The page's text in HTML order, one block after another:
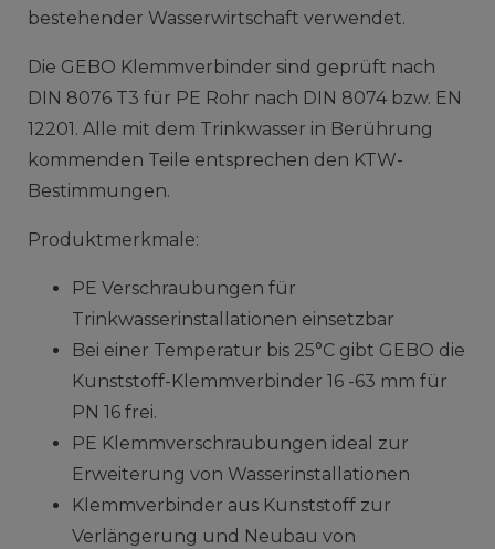
bestehender Wasserwirtschaft verwendet.
Die GEBO Klemmverbinder sind geprüft nach
DIN 8076 T3 für PE Rohr nach DIN 8074 bzw. EN
12201. Alle mit dem Trinkwasser in Berührung
kommenden Teile entsprechen den KTW-
Bestimmungen.
Produktmerkmale:
PE Verschraubungen für
Trinkwasserinstallationen einsetzbar
Bei einer Temperatur bis 25°C gibt GEBO die
Kunststoff-Klemmverbinder 16 -63 mm für
PN 16 frei.
PE Klemmverschraubungen ideal zur
Erweiterung von Wasserinstallationen
Klemmverbinder aus Kunststoff zur
Verlängerung und Neubau von